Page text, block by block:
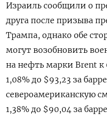
Израиль сообщили о
друга после призыва
Трампа, однако обе
могут возобновить
на нефть марки Brent
1,08% до $93,23 за
североамериканскую
⁠1,38% до $90,04 за